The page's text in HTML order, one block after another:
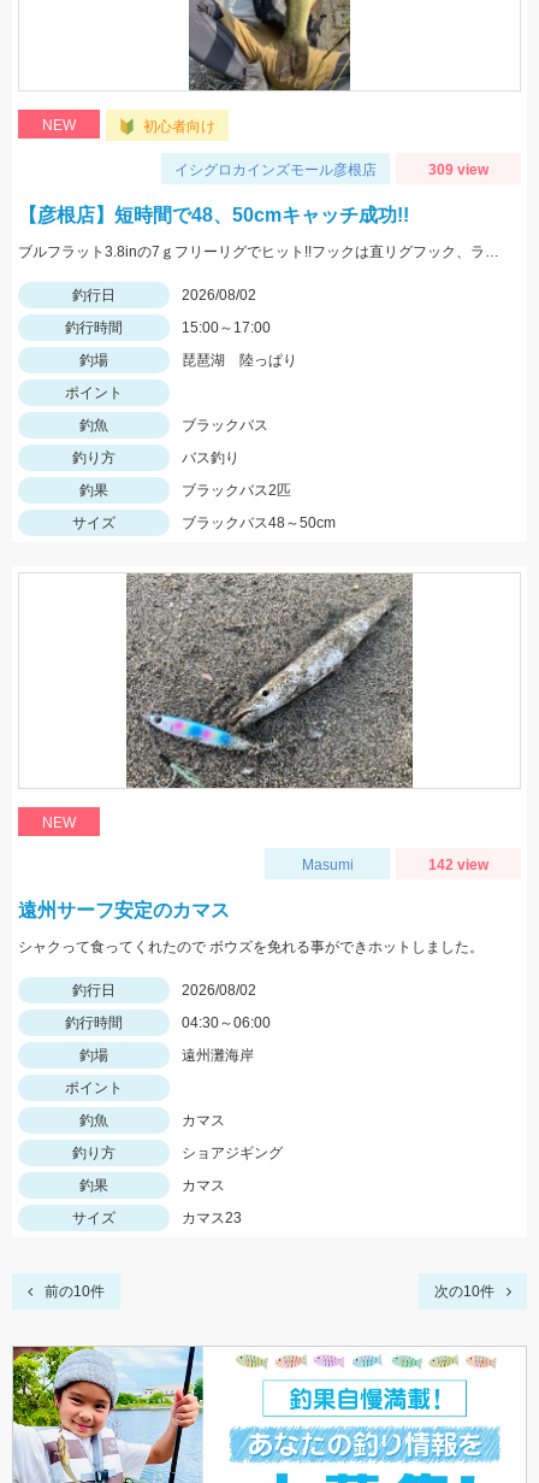
NEW 初心者向け
イシグロカインズモール彦根店 309 view
【彦根店】短時間で48、50cmキャッチ成功!!
ブルフラット3.8inの7ｇフリーリグでヒット!!フックは直リグフック、ラインはツリノフロロがオススメです!!カバー撃ちが熱い時期になってきましたよ♪
釣行日
2026/08/02
釣行時間
15:00～17:00
釣場
琵琶湖 陸っぱり
ポイント
釣魚
ブラックバス
釣り方
バス釣り
釣果
ブラックバス2匹
サイズ
ブラックバス48～50cm
NEW
Masumi 142 view
遠州サーフ安定のカマス
シャクって食ってくれたので ボウズを免れる事ができホットしました。
釣行日
2026/08/02
釣行時間
04:30～06:00
釣場
遠州灘海岸
ポイント
釣魚
カマス
釣り方
ショアジギング
釣果
カマス
サイズ
カマス23
前の10件 次の10件